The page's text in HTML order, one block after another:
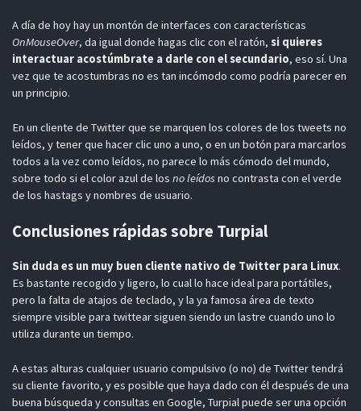
A día de hoy hay un montón de interfaces con características
OnMouseOver, da igual donde hagas clic con el ratón, si quieres
interactuar acostúmbrate a darle con el secundario, eso sí. Una
vez que te acostumbras no es tan incómodo como podría parecer en
un principio.
En un cliente de Twitter que se marquen los colores de los tweets no
leídos, y tener que hacer clic uno a uno, o en un botón para marcarlos
todos a la vez como leídos, no parece lo más cómodo del mundo,
sobre todo si el color azul de los no leídos no contrasta con el verde
de los hastags y nombres de usuario.
Conclusiones rápidas sobre Turpial
Sin duda es un muy buen cliente nativo de Twitter para Linux.
Es bastante recogido y ligero, lo cual lo hace ideal para portátiles,
pero la falta de atajos de teclado, y la ya famosa área de texto
siempre visible para twittear siguen siendo un lastre cuando uno lo
utiliza durante un tiempo.
A estas alturas cualquier usuario compulsivo (o no) de Twitter tendrá
su cliente favorito, y es posible que haya dado con él después de una
buena búsqueda y consultas en Google, Turpial puede ser una opción